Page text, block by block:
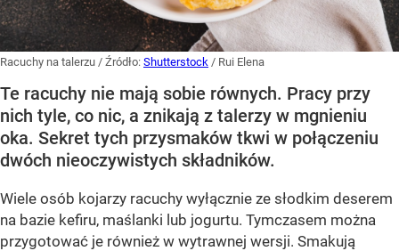
Racuchy na talerzu / Źródło: Shutterstock / Rui Elena
Te racuchy nie mają sobie równych. Pracy przy
nich tyle, co nic, a znikają z talerzy w mgnieniu
oka. Sekret tych przysmaków tkwi w połączeniu
dwóch nieoczywistych składników.
Wiele osób kojarzy racuchy wyłącznie ze słodkim deserem
na bazie kefiru, maślanki lub jogurtu. Tymczasem można
przygotować je również w wytrawnej wersji. Smakują